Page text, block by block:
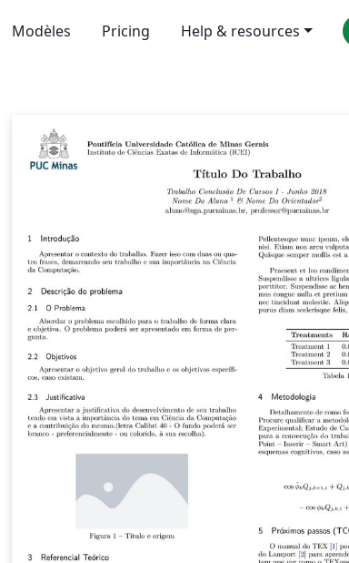
Modèles Pricing Help & resources